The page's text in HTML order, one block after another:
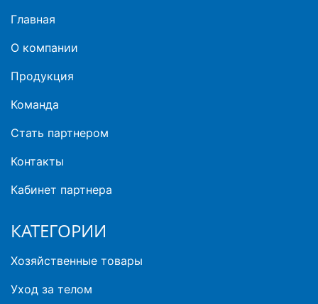
Главная
О компании
Продукция
Команда
Стать партнером
Контакты
Кабинет партнера
КАТЕГОРИИ
Хозяйственные товары
Уход за телом